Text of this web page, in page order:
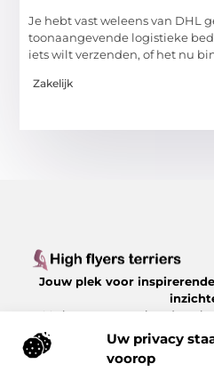
Uw privacy
voorop
Je hebt vast weleens van DHL
toonaangevende logistieke
iets wilt verzenden, of het nu
Zakelijk
Jouw plek voor
Verken een gevarieerd
over het dagelijks leven,
boeiende